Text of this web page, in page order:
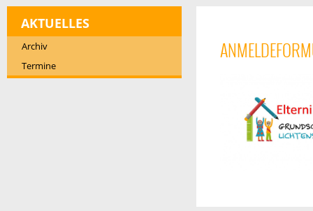
AKTUELLES
Archiv
Termine